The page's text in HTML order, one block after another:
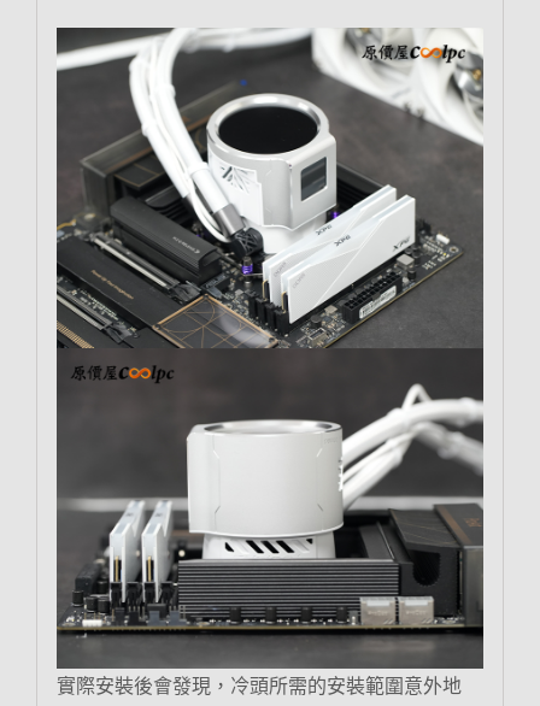
實際安裝後會發現，冷頭所需的安裝範圍意外地